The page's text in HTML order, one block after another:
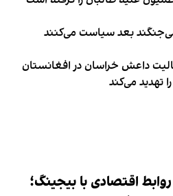
بعد سیاست می‌کنند
داعش خراسان در افغانستان
تهدید می‌کند
اقتصادی با بیجینگ؛